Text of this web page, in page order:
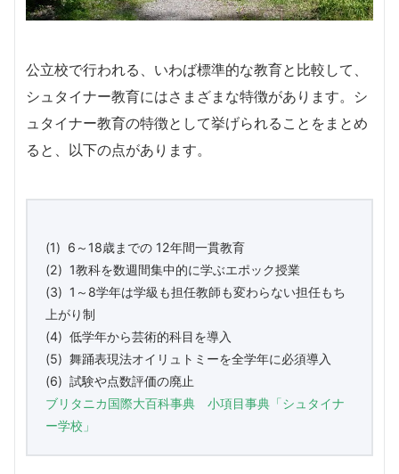
公立校で行われる、いわば標準的な教育と比較して、
シュタイナー教育にはさまざまな特徴があります。シ
ュタイナー教育の特徴として挙げられることをまとめ
ると、以下の点があります。
(1) 6～18歳までの 12年間一貫教育
(2) 1教科を数週間集中的に学ぶエポック授業
(3) 1～8学年は学級も担任教師も変わらない担任もち
上がり制
(4) 低学年から芸術的科目を導入
(5) 舞踊表現法オイリュトミーを全学年に必須導入
(6) 試験や点数評価の廃止
ブリタニカ国際大百科事典 小項目事典「シュタイナ
ー学校」